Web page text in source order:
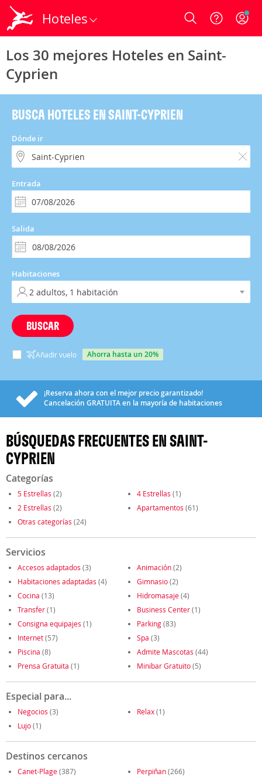
Hoteles Login
Los 30 mejores Hoteles en Saint-
Cyprien
BUSCA HOTELES EN SAINT-CYPRIEN
Dónde ir
Entrada
Salida
Habitaciones
BUSCAR
Añadir vuelo ahorra hasta un 20%
¡Reserva ahora con el mejor precio garantizado!
Cancelación GRATUITAen la mayoría de habitaciones
BÚSQUEDAS FRECUENTES EN SAINT-
CYPRIEN
Categorías
5 Estrellas (2) 4 Estrellas (1)
2 Estrellas (2) Apartamentos (61)
Otras categorías (24)
Servicios
Accesos adaptados (3) Animación(2)
Habitaciones adaptadas (4) Gimnasio(2)
Cocina (13) Hidromasaje(4)
Transfer(1) Business Center(1)
Consigna equipajes (1) Parking(83)
Internet(57) Spa (3)
Piscina (8) Admite Mascotas (44)
Prensa Gratuita (1) Minibar Gratuito(5)
Especial para...
Negocios (3) Relax(1)
Lujo(1)
Destinos cercanos
Canet-Plage(387) Perpiñan(266)